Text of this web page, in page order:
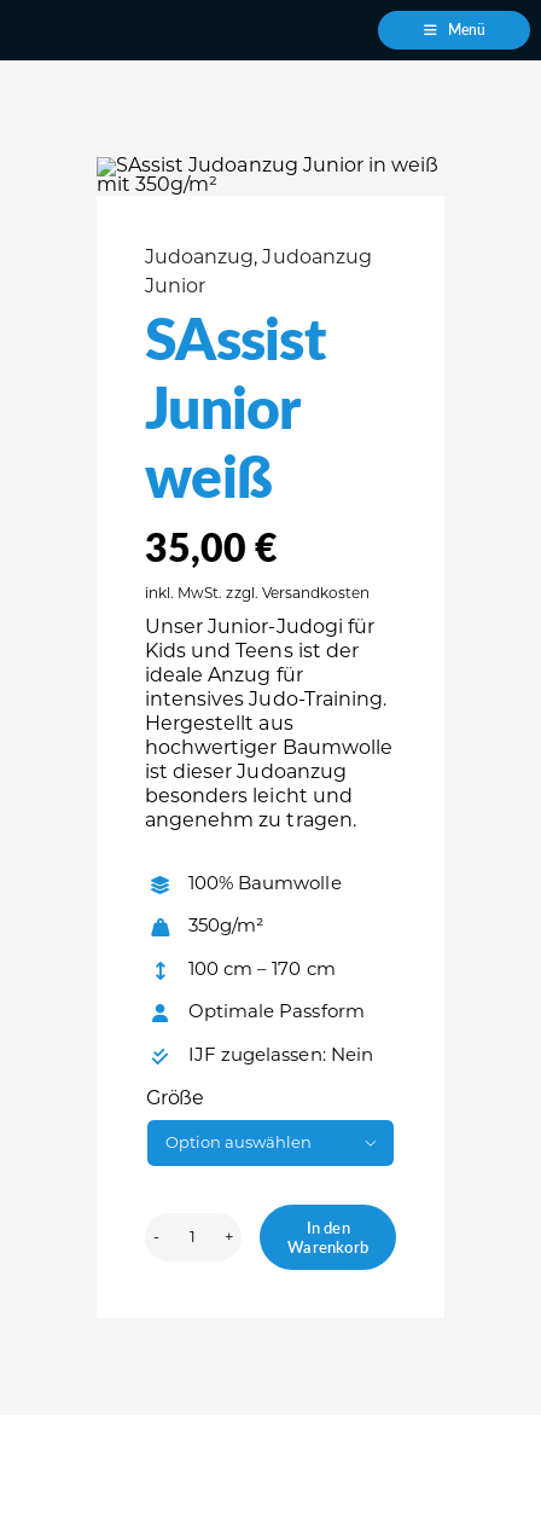
Menü
Judoanzug,Judoanzug
Junior
SAssist
Junior
weiß
35,00€
inkl. MwSt. zzgl. Versandkosten
Unser Junior-Judogi für
Kids und Teens ist der
ideale Anzug für
intensives Judo-Training.
Hergestellt aus
hochwertiger Baumwolle
ist dieser Judoanzug
besonders leicht und
angenehm zu tragen.
100% Baumwolle
350g/m²
100 cm – 170 cm
Optimale Passform
IJF zugelassen: Nein
Größe

SAssist
In den
Warenkorb